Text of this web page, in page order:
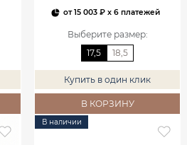
от15 003 ₽ x 6 платежей
Выберите размер:
17,5
18,5
Купить в один клик
В КОРЗИНУ
В наличии